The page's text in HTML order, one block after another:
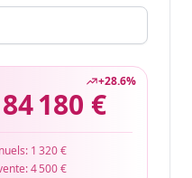
+28.6%
84 180 €
1 320 €
4 500 €